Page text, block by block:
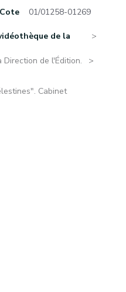
Cote 01/01258-01269
de la
Direction de l'Édition.
Cabinet